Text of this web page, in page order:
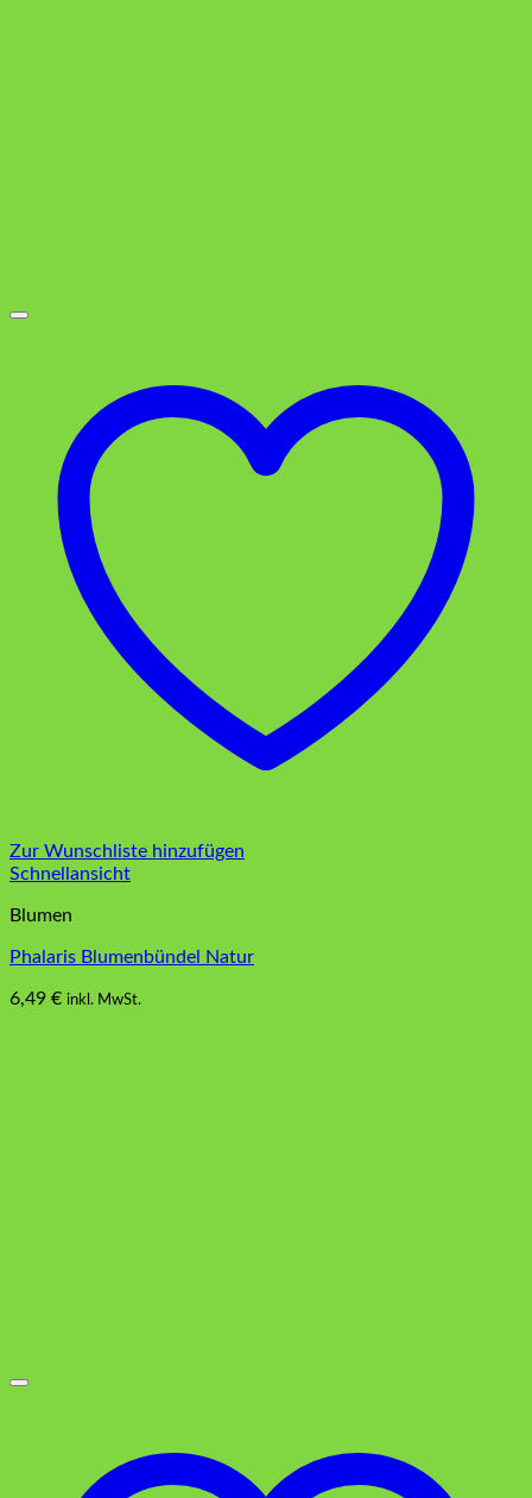
Zur Wunschliste hinzufügen
Schnellansicht
Blumen
Phalaris Blumenbündel Natur
6,49 € inkl. MwSt.